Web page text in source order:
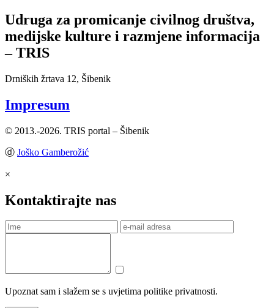
Udruga za promicanje civilnog društva,
medijske kulture i razmjene informacija
– TRIS
Drniških žrtava 12, Šibenik
Impresum
© 2013.-2026. TRIS portal – Šibenik
ⓓ Joško Gamberožić
×
Kontaktirajte nas
Upoznat sam i slažem se s uvjetima politike privatnosti.